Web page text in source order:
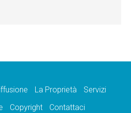
La Proprietà
Servizi
Copyright Contattaci